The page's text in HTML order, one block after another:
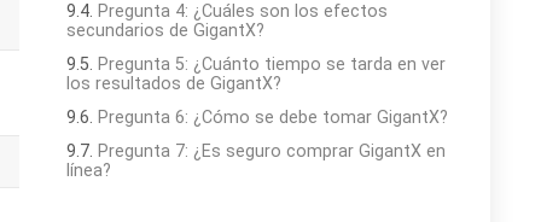
Pregunta 4: ¿Cuáles son los efectos
secundarios de GigantX?
Pregunta 5: ¿Cuánto tiempo se tarda en ver
los resultados de GigantX?
Pregunta 6: ¿Cómo se debe tomar GigantX?
Pregunta 7: ¿Es seguro comprar GigantX en
línea?